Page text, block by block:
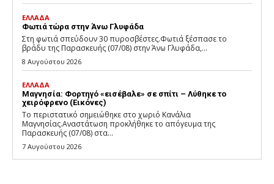
ΕΛΛΑΔΑ
Φωτιά τώρα στην Άνω Γλυφάδα
Στη φωτιά σπεύδουν 30 πυροσβέστες.Φωτιά ξέσπασε το
βράδυ της Παρασκευής (07/08) στην Άνω Γλυφάδα,...
8 Αυγούστου 2026
ΕΛΛΑΔΑ
Μαγνησία: Φορτηγό «εισέβαλε» σε σπίτι – Λύθηκε το
χειρόφρενο (Εικόνες)
Το περιστατικό σημειώθηκε στο χωριό Κανάλια
Μαγνησίας.Αναστάτωση προκλήθηκε το απόγευμα της
Παρασκευής (07/08) στα...
7 Αυγούστου 2026